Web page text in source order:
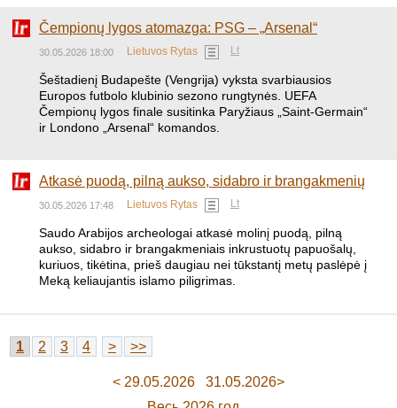
Čempionų lygos atomazga: PSG – „Arsenal“
30.05.2026 18:00 Lietuvos Rytas Lt
​Šeštadienį Budapešte (Vengrija) vyksta svarbiausios
Europos futbolo klubinio sezono rungtynės. UEFA
Čempionų lygos finale susitinka Paryžiaus „Saint-Germain“
ir Londono „Arsenal“ komandos.
Atkasė puodą, pilną aukso, sidabro ir brangakmenių
30.05.2026 17:48 Lietuvos Rytas Lt
Saudo Arabijos archeologai atkasė molinį puodą, pilną
aukso, sidabro ir brangakmeniais inkrustuotų papuošalų,
kuriuos, tikėtina, prieš daugiau nei tūkstantį metų paslėpė į
Meką keliaujantis islamo piligrimas.
1 2 3 4 > >>
< 29.05.2026
31.05.2026>